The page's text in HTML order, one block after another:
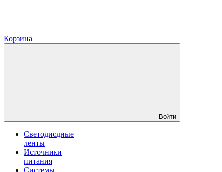
Корзина
Войти
Светодиодные
ленты
Источники
питания
Системы